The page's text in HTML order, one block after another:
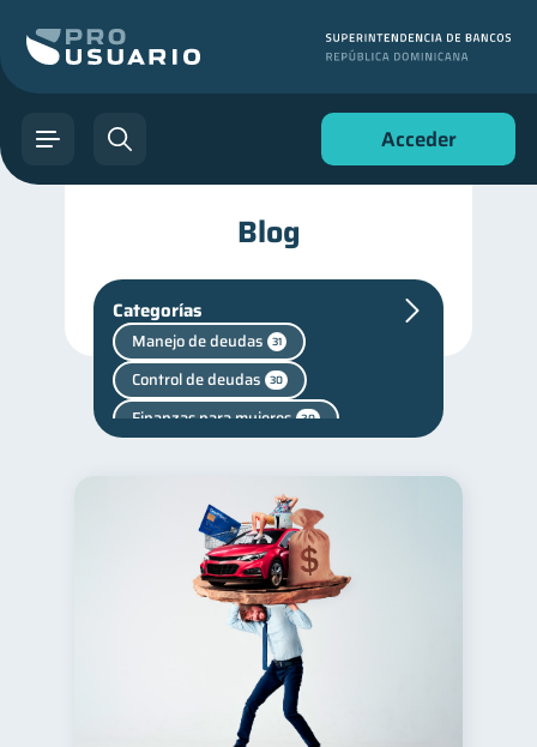
Acceder
Blog
Categorías
Manejo de deudas 31
Control de deudas 30
Finanzas para mujeres 20
8
4
Superintendencia de Bancos 4
Cuenta Inactiva 1
Finanzas personales 44
Educación financiera 31
Finanzas para jóvenes 30